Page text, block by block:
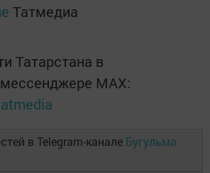
Татмедиа
Татарстана в
MАХ:
в Telegram-канале Бугульма